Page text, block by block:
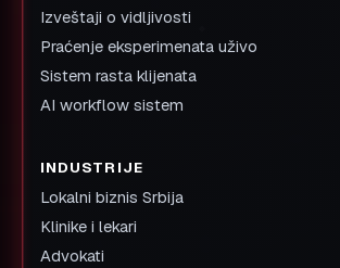
Izveštaji o vidljivosti
Praćenje eksperimenata uživo
Sistem rasta klijenata
AI workflow sistem
INDUSTRIJE
Lokalni biznis Srbija
Klinike i lekari
Advokati